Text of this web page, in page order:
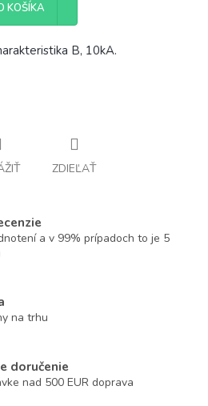
KOŠÍKA
B, 10kA.
ZDIEĽAŤ
a v 99% prípadoch to je 5
na trhu
doručenie
nad 500 EUR doprava